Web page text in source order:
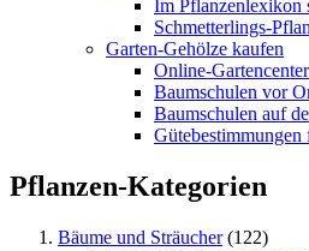
Im Pflanzenlexikon
Schmetterlings-
Garten-Gehölze kaufen
Online-Gartencenter
Baumschulen vor
Baumschulen auf
Pflanzen-Kategorien
Bäume und Sträucher(122)